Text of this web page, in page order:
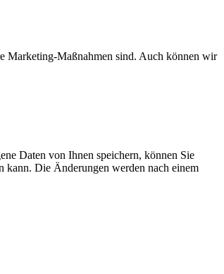
Marketing-Maßnahmen sind. Auch können wir
Daten von Ihnen speichern, können Sie
kann. Die Änderungen werden nach einem